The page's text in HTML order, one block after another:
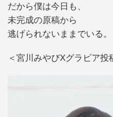
だから僕は今日も、
未完成の原稿から
逃げられないままでいる。
＜宮川みやびXグラビア投